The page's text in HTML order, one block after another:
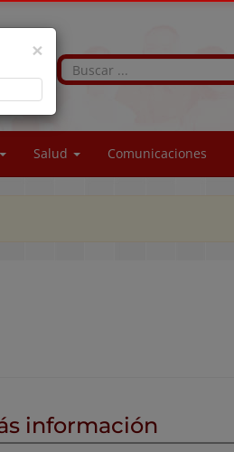
Salud Comunicaciones
información
×